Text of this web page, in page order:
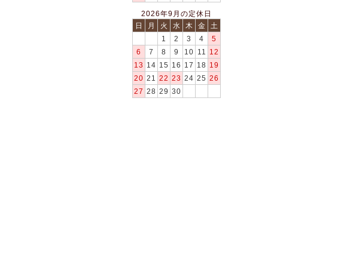
2026年9月の定休日
日
月 火 水 木 金
土
1
2 3 4
5
6
7 8 9 10 11
12
13
14 15 16 17 18 19
20 21 22 23 24 25 26
27 28 29 30